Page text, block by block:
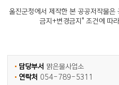
울진군청에서 제작한 본 공공저작물
금지+변경금지" 조건에 따
담당부서 맑은물사업소
연락처 054-789-5311